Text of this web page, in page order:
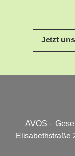
Jetzt
AVOS –
Elisabethstraße